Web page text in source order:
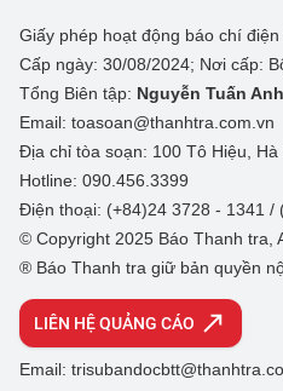
Giấy phép hoạt động báo chí
Cấp ngày: 30/08/2024; Nơi cấp:
Tổng Biên tập: Nguyễn Tuấn Anh
Email: toasoan@thanhtra.com.vn
Địa chỉ tòa soạn: 100 Tô Hiệu, Hà
Hotline: 090.456.3399
Điện thoại: (+84)24 3728 - 1341 /
© Copyright 2025 Báo Thanh tra,
® Báo Thanh tra giữ bản quyền
LIÊN HỆ QUẢNG CÁO
Email: